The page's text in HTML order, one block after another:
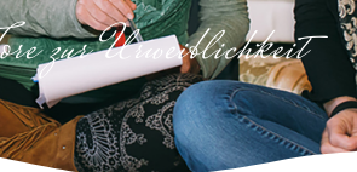
zur Urweiblichkeit